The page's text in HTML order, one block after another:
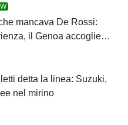
mancava De Rossi:
il Genoa accoglie
detta la linea: Suzuki,
nel mirino